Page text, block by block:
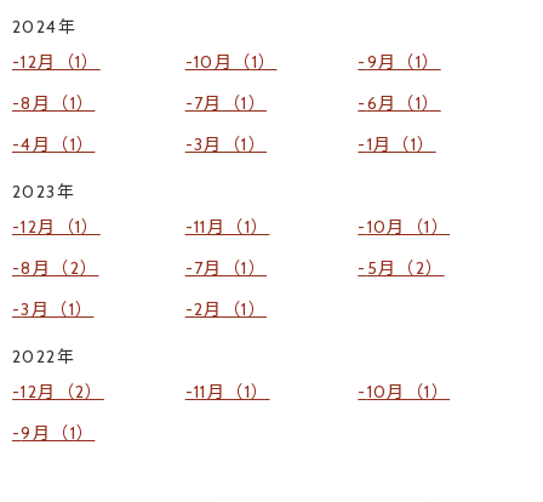
2024年
12月（1）
10月（1）
9月（1）
8月（1）
7月（1）
6月（1）
4月（1）
3月（1） 1月（1）
2023年
12月（1）
11月（1）
10月（1）
8月（2）
7月（1）
5月（2）
3月（1）
2月（1）
2022年
12月（2）
11月（1）
10月（1）
9月（1）